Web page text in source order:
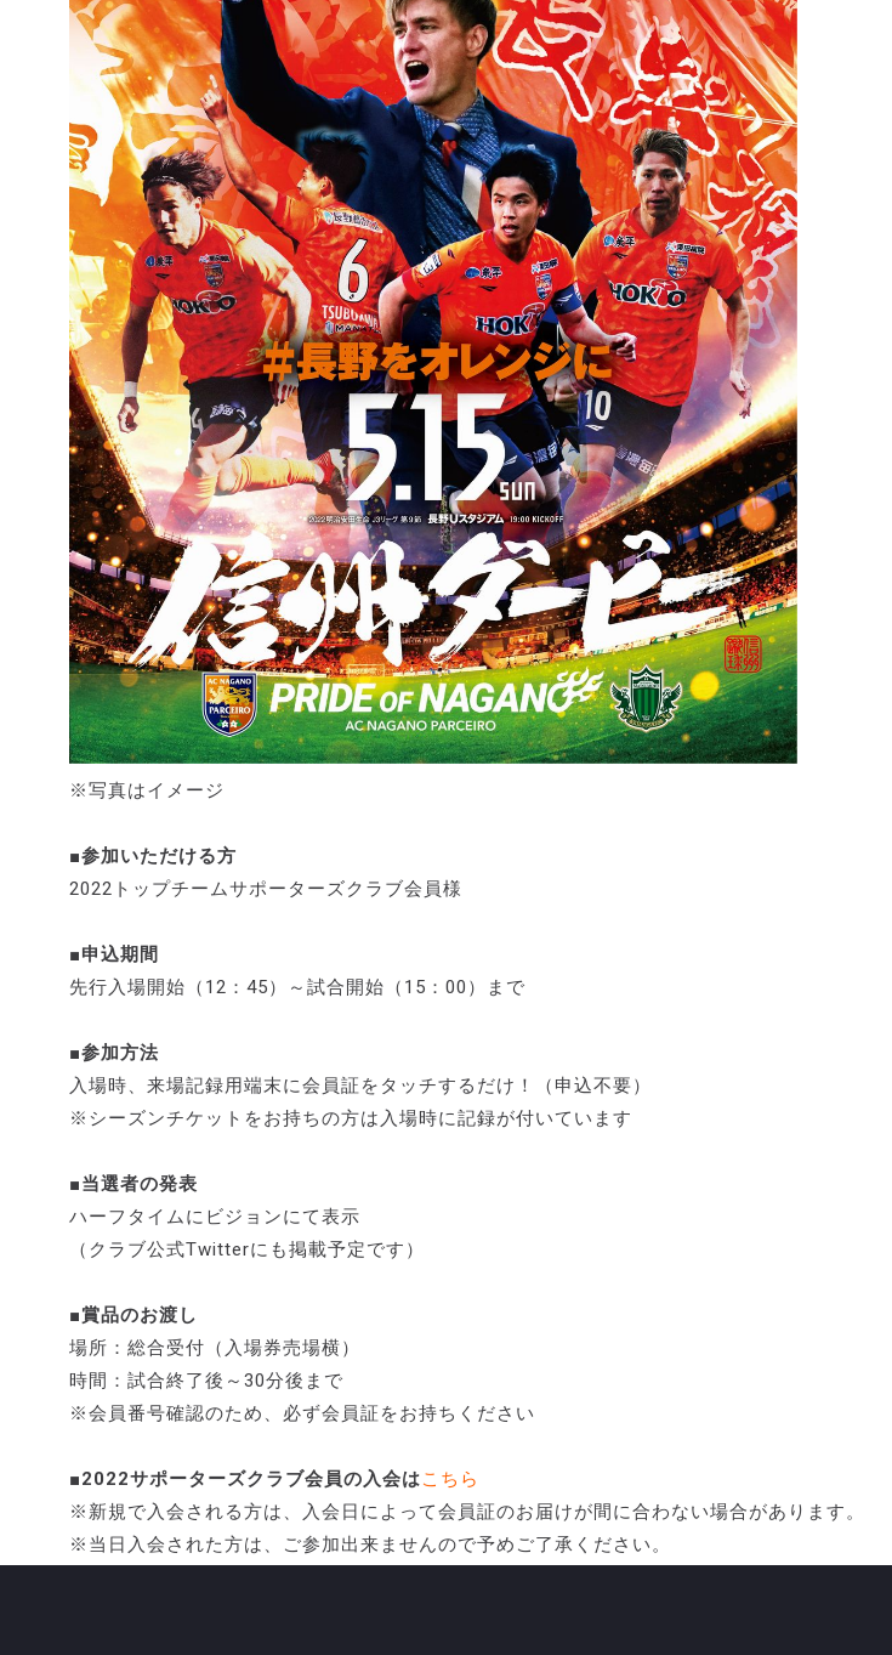
※写真はイメージ
■参加いただける方
2022トップチームサポーターズクラブ会員様
■申込期間
先行入場開始（12：45）～試合開始（15：00）まで
■参加方法
入場時、来場記録用端末に会員証をタッチするだけ！（申込不要）
※シーズンチケットをお持ちの方は入場時に記録が付いています
■当選者の発表
ハーフタイムにビジョンにて表示
（クラブ公式Twitterにも掲載予定です）
■賞品のお渡し
場所：総合受付（入場券売場横）
時間：試合終了後～30分後まで
※会員番号確認のため、必ず会員証をお持ちください
■2022サポーターズクラブ会員の入会はこちら
※新規で入会される方は、入会日によって会員証のお届けが間に合わない場合があります。
※当日入会された方は、ご参加出来ませんので予めご了承ください。